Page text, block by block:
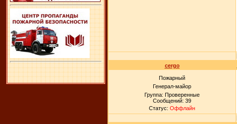
cergo
Пожарный
Генерал-майор
Группа: Проверенные
Сообщений: 39
Статус: Оффлайн